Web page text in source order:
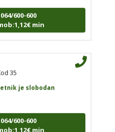
600-600
min
35
je slobodan
600-600
min